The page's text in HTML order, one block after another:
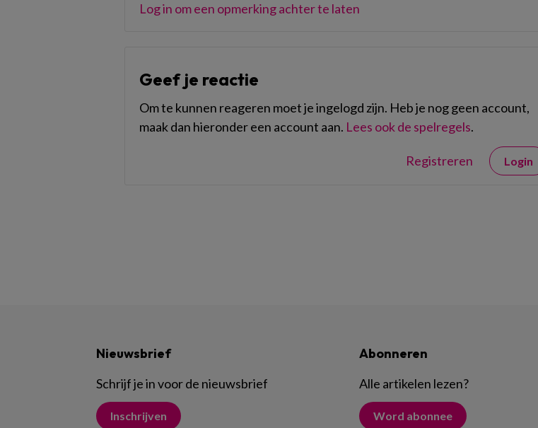
Log in om een opmerking achter te laten
Geef je reactie
Om te kunnen reageren moet je ingelogd zijn. Heb je nog geen account,
maak dan hieronder een account aan. Lees ook de spelregels.
Registreren Login
Nieuwsbrief
Schrijf je in voor de nieuwsbrief
Inschrijven
Abonneren
Alle artikelen lezen?
Word abonnee